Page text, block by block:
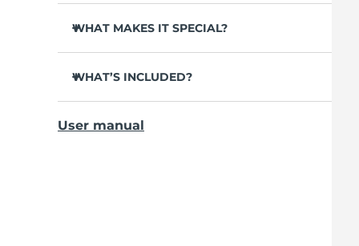
WHAT MAKES IT SPECIAL?
lines in 1 week.
Clinically proven to improve skin firmness &
WHAT’S INCLUDED?
USB charging cable
User manual